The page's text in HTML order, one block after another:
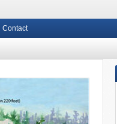
Contact